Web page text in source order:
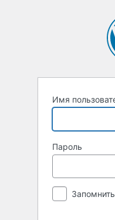
Имя
Пароль